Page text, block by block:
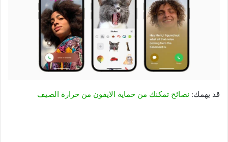
قد يهمك: نصائح تمكنك من حماية الايفون من حرارة الصيف